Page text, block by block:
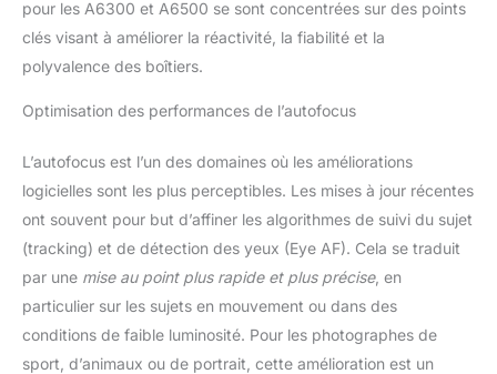
pour les A6300 et A6500 se sont concentrées sur des points
clés visant à améliorer la réactivité, la fiabilité et la
polyvalence des boîtiers.
Optimisation des performances de l’autofocus
L’autofocus est l’un des domaines où les améliorations
logicielles sont les plus perceptibles. Les mises à jour récentes
ont souvent pour but d’affiner les algorithmes de suivi du sujet
(tracking) et de détection des yeux (Eye AF). Cela se traduit
par une mise au point plus rapide et plus précise, en
particulier sur les sujets en mouvement ou dans des
conditions de faible luminosité. Pour les photographes de
sport, d’animaux ou de portrait, cette amélioration est un